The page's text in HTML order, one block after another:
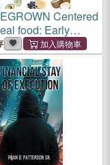
Centered
food: Early
Intro to Real
Book